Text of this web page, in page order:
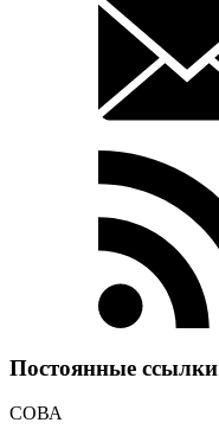
Постоянные ссылки
СОВА